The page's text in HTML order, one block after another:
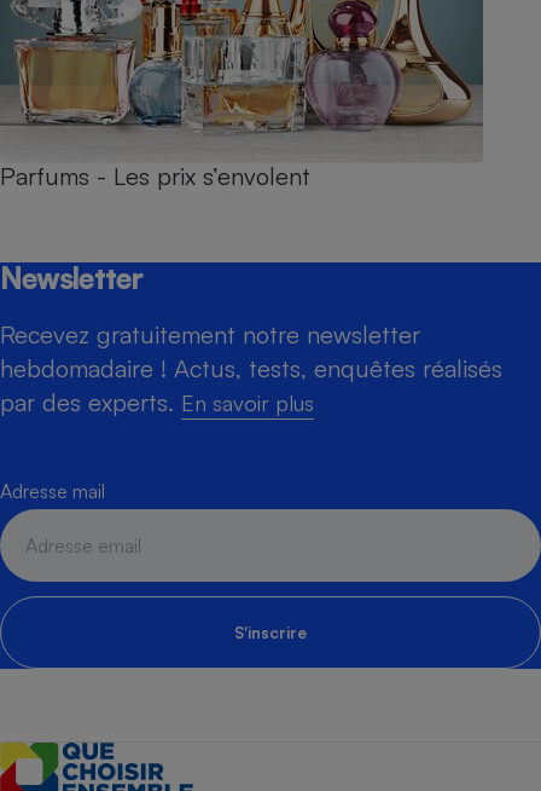
Parfums - Les prix s’envolent
Newsletter
Recevez gratuitement notre newsletter
hebdomadaire ! Actus, tests, enquêtes réalisés
par des experts. En savoir plus
Adresse mail
S'inscrire